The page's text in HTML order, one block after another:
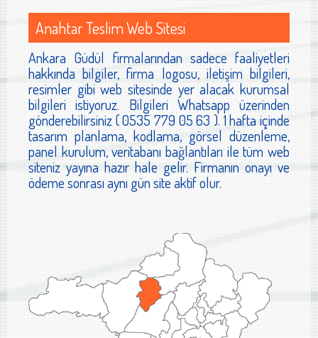
Anahtar Teslim Web Sitesi
Ankara Güdül firmalarından sadece faaliyetleri
hakkında bilgiler, firma logosu, iletişim bilgileri,
resimler gibi web sitesinde yer alacak kurumsal
bilgileri istiyoruz. Bilgileri Whatsapp üzerinden
gönderebilirsiniz ( 0535 779 05 63 ). 1 hafta içinde
tasarım planlama, kodlama, görsel düzenleme,
panel kurulum, veritabanı bağlantıları ile tüm web
siteniz yayına hazır hale gelir. Firmanın onayı ve
ödeme sonrası aynı gün site aktif olur.